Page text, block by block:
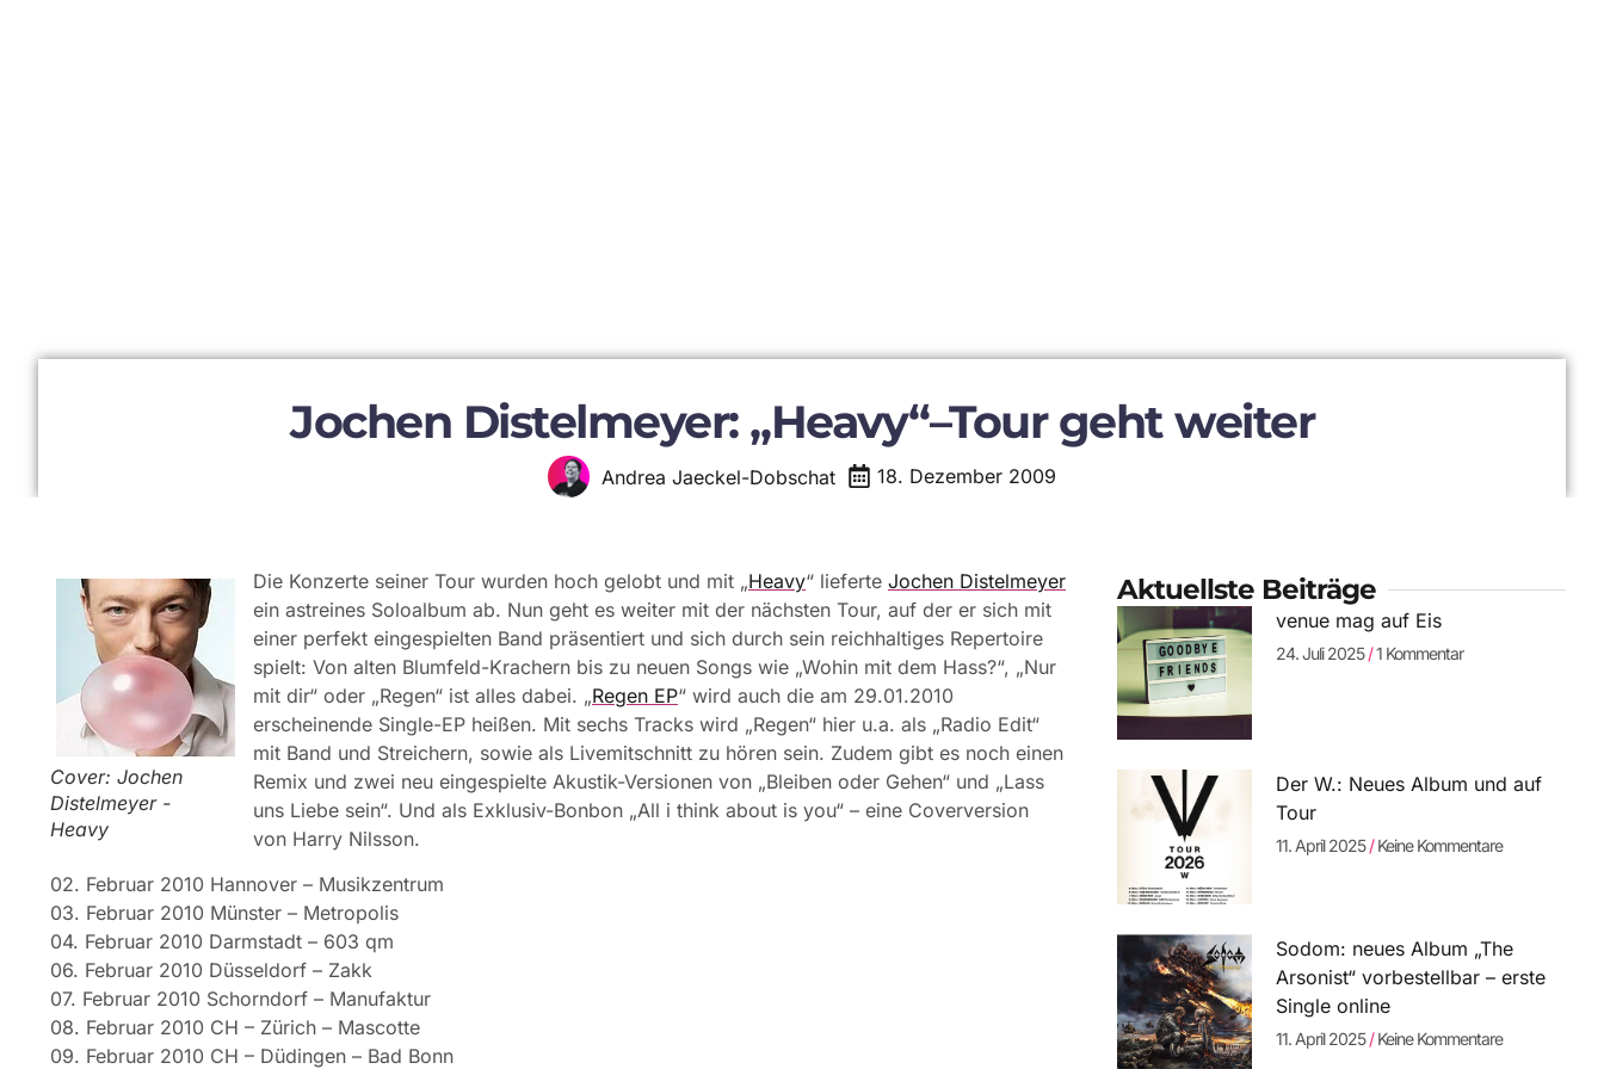
Jochen Distelmeyer: „Heavy“–Tour geht weiter
Andrea Jaeckel-Dobschat 18. Dezember 2009
Cover: Jochen
Distelmeyer -
Heavy
Die Konzerte seiner Tour wurden hoch gelobt und mit „Heavy“ lieferte Jochen Distelmeyer
ein astreines Soloalbum ab. Nun geht es weiter mit der nächsten Tour, auf der er sich mit
einer perfekt eingespielten Band präsentiert und sich durch sein reichhaltiges Repertoire
spielt: Von alten Blumfeld-Krachern bis zu neuen Songs wie „Wohin mit dem Hass?“, „Nur
mit dir“ oder „Regen“ ist alles dabei. „Regen EP“ wird auch die am 29.01.2010
erscheinende Single-EP heißen. Mit sechs Tracks wird „Regen“ hier u.a. als „Radio Edit“
mit Band und Streichern, sowie als Livemitschnitt zu hören sein. Zudem gibt es noch einen
Remix und zwei neu eingespielte Akustik-Versionen von „Bleiben oder Gehen“ und „Lass
uns Liebe sein“. Und als Exklusiv-Bonbon „All i think about is you“ – eine Coverversion
von Harry Nilsson.
02. Februar 2010 Hannover – Musikzentrum
03. Februar 2010 Münster – Metropolis
04. Februar 2010 Darmstadt – 603 qm
06. Februar 2010 Düsseldorf – Zakk
07. Februar 2010 Schorndorf – Manufaktur
08. Februar 2010 CH – Zürich – Mascotte
09. Februar 2010 CH – Düdingen – Bad Bonn
Aktuellste Beiträge
venue mag auf Eis
24. Juli 2025 1 Kommentar
Der W.: Neues Album und auf
Tour
11. April 2025 Keine Kommentare
Sodom: neues Album „The
Arsonist“ vorbestellbar – erste
Single online
11. April 2025 Keine Kommentare